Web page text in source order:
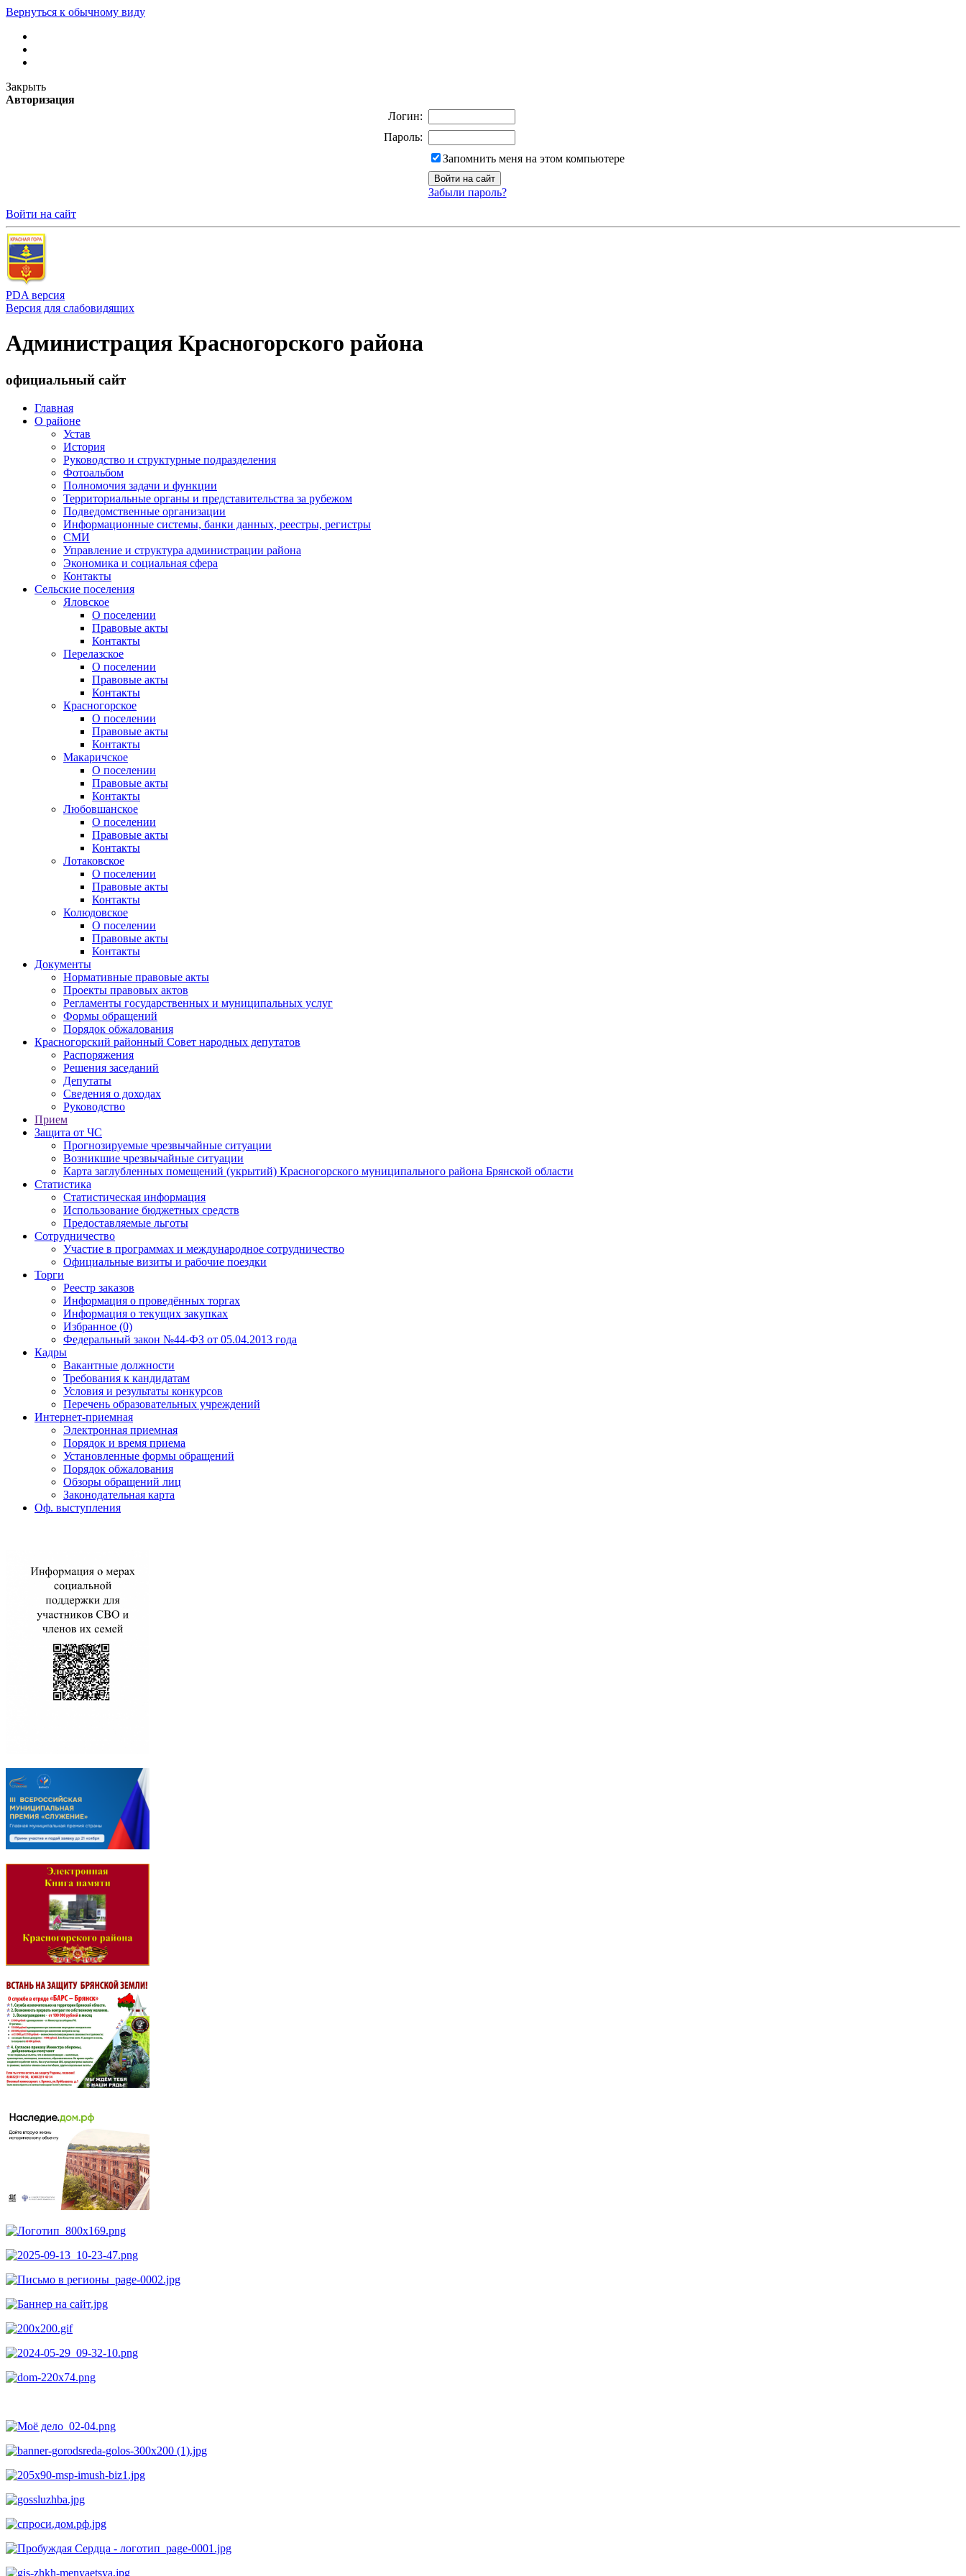
Вернуться к обычному виду
Закрыть
Авторизация
Логин:
Пароль:
Запомнить меня на этом компьютере
Забыли пароль?
Войти на сайт
PDA версия
Версия для слабовидящих
Администрация Красногорского района
официальный сайт
Главная
О районе
Устав
История
Руководство и структурные подразделения
Фотоальбом
Полномочия задачи и функции
Территориальные органы и представительства за рубежом
Подведомственные организации
Информационные системы, банки данных, реестры, регистры
СМИ
Управление и структура администрации района
Экономика и социальная сфера
Контакты
Сельские поселения
Яловское
О поселении
Правовые акты
Контакты
Перелазское
О поселении
Правовые акты
Контакты
Красногорское
О поселении
Правовые акты
Контакты
Макаричское
О поселении
Правовые акты
Контакты
Любовшанское
О поселении
Правовые акты
Контакты
Лотаковское
О поселении
Правовые акты
Контакты
Колюдовское
О поселении
Правовые акты
Контакты
Документы
Нормативные правовые акты
Проекты правовых актов
Регламенты государственных и муниципальных услуг
Формы обращений
Порядок обжалования
Красногорский районный Совет народных депутатов
Распоряжения
Решения заседаний
Депутаты
Сведения о доходах
Руководство
Прием
Защита от ЧС
Прогнозируемые чрезвычайные ситуации
Возникшие чрезвычайные ситуации
Карта заглубленных помещений (укрытий) Красногорского муниципального района Брянской области
Статистика
Статистическая информация
Использование бюджетных средств
Предоставляемые льготы
Сотрудничество
Участие в программах и международное сотрудничество
Официальные визиты и рабочие поездки
Торги
Реестр заказов
Информация о проведённых торгах
Информация о текущих закупках
Избранное (0)
Федеральный закон №44-ФЗ от 05.04.2013 года
Кадры
Вакантные должности
Требования к кандидатам
Условия и результаты конкурсов
Перечень образовательных учреждений
Интернет-приемная
Электронная приемная
Порядок и время приема
Установленные формы обращений
Порядок обжалования
Обзоры обращений лиц
Законодательная карта
Оф. выступления